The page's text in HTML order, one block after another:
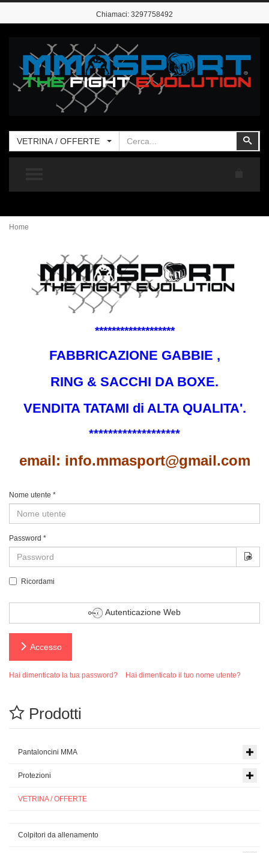
Chiamaci: 3297758492
VETRINA / OFFERTE
Home
*******************
FABBRICAZIONE GABBIE ,
RING & SACCHI DA BOXE.
VENDITA TATAMI di ALTA QUALITA'.
*******************
email: info.mmasport@gmail.com
Nome utente *
Password *
Ricordami
Autenticazione Web
Accesso
Hai dimenticato la tua password? Hai dimenticato il tuo nome utente?
Prodotti
Pantaloncini MMA
Protezioni
VETRINA / OFFERTE
Colpitori da allenamento